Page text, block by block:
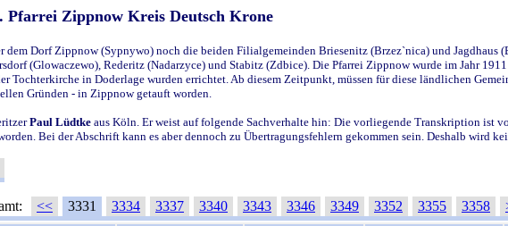
Pfarrei Zippnow Kreis Deutsch Krone
dem Dorf Zippnow (Sypnywo) noch die beiden Filialgemeinden Briesenitz (Brzez`nica) und
(Glowaczewo), Rederitz (Nadarzyce) und Stabitz (Zdbice). Die Pfarrei Zippnow wurde im Jahr
in Doderlage wurden errichtet. Ab diesem Zeitpunkt, müssen für diese ländlichen
Gründen - in Zippnow getauft worden.
Paul Lüdtke aus Köln. Er weist auf folgende Sachverhalte hin: Die vorliegende Transkription ist
Bei der Abschrift kann es aber dennoch zu Übertragungsfehlern gekommen sein. Deshalb wird
<< 3331 3334 3337 3340 3343 3346 3349 3352 3355 3358